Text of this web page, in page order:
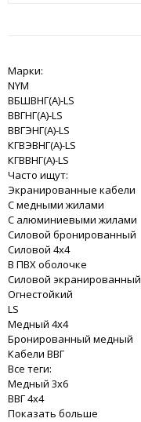
Марки:
NYM
ВБШВНГ(A)-LS
ВВГНГ(A)-LS
ВВГЭНГ(A)-LS
КГВЭВНГ(A)-LS
КГВВНГ(A)-LS
Часто ищут:
Экранированные кабели
С медными жилами
С алюминиевыми жилами
Силовой бронированный
Силовой 4x4
В ПВХ оболочке
Силовой экранированный
Огнестойкий
LS
Медный 4x4
Бронированный медный
Кабели ВВГ
Все теги:
Медный 3x6
ВВГ 4x4
Показать больше